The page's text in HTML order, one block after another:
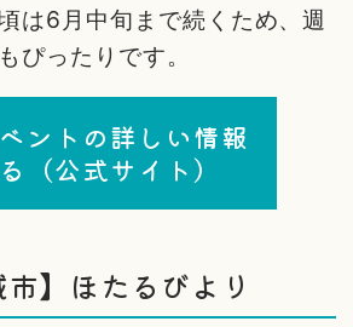
は6月中旬まで続くため、週
ぴったりです。
ントの詳しい情報
（公式サイト）
市】ほたるびより